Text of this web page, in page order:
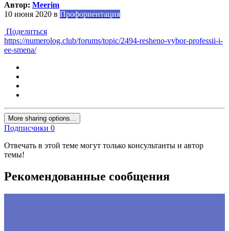
Автор: Meerim
10 июня 2020 в Профориентация
Поделиться
https://numerolog.club/forums/topic/2494-resheno-vybor-professii-i-
ee-smena/
More sharing options...
Подписчики 0
Отвечать в этой теме могут только консультанты и автор
темы!
Рекомендованные сообщения